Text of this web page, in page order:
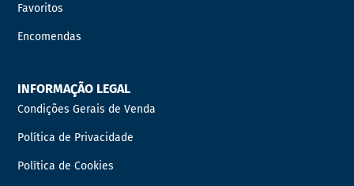
Favoritos
Encomendas
INFORMAÇÃO LEGAL
Condições Gerais de Venda
Política de Privacidade
Política de Cookies